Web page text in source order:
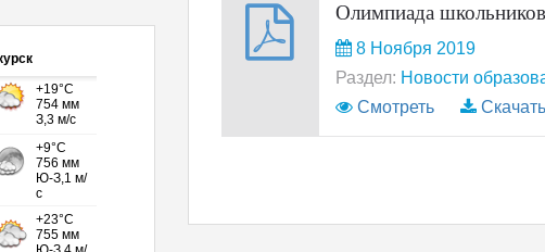
Олимпиада
8 Ноября 2019
Раздел: Новости
Смотреть
Скачать